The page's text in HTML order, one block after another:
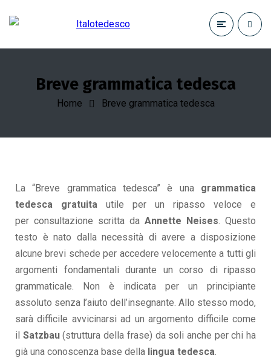
Breve grammatica tedesca
Home Breve grammatica tedesca
La “Breve grammatica tedesca” è una grammatica
tedesca gratuita utile per un ripasso veloce e
per consultazione scritta da Annette Neises. Questo
testo è nato dalla necessità di avere a disposizione
alcune brevi schede per accedere velocemente a tutti gli
argomenti fondamentali durante un corso di ripasso
grammaticale. Non è indicata per un principiante
assoluto senza l’aiuto dell’insegnante. Allo stesso modo,
sarà difficile avvicinarsi ad un argomento difficile come
il Satzbau(struttura della frase) da soli anche per chi ha
già una conoscenza base della lingua tedesca.